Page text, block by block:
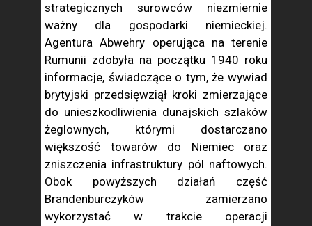
strategicznych surowców niezmiernie
ważny dla gospodarki niemieckiej.
Agentura Abwehry operująca na terenie
Rumunii zdobyła na początku 1940 roku
informacje, świadczące o tym, że wywiad
brytyjski przedsięwziął kroki zmierzające
do unieszkodliwienia dunajskich szlaków
żeglownych, którymi dostarczano
większość towarów do Niemiec oraz
zniszczenia infrastruktury pól naftowych.
Obok powyższych działań część
Brandenburczyków zamierzano
wykorzystać w trakcie operacji